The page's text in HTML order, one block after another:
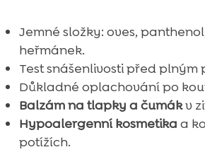
Jemné složky: oves,
heřmánek.
Test snášenlivosti před plným
Důkladné oplachování po
Balzám na tlapky a čumákv
Hypoalergenní kosmetika a
potížích.